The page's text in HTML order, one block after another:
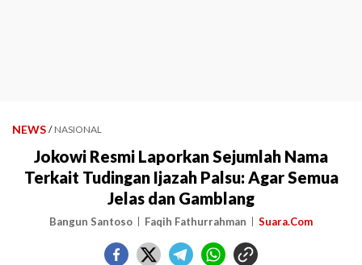
NEWS / NASIONAL
Jokowi Resmi Laporkan Sejumlah Nama
Terkait Tudingan Ijazah Palsu: Agar Semua
Jelas dan Gamblang
Bangun Santoso Faqih Fathurrahman Suara.Com